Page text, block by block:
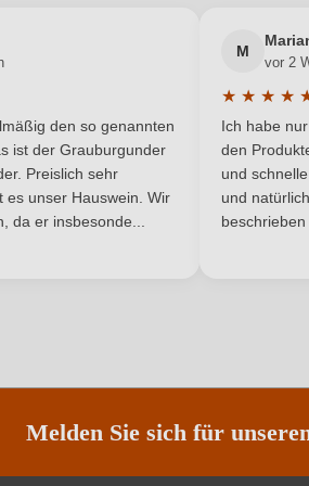
Sternen
Bewertung von 5 von 5 Sternen
den so genannten
ist der Grauburgunder
Preislich sehr
es unser Hauswein. Wir
da er insbesonde...
M
vor 2
★ ★ ★ ★
Ich habe
den
und
und
beschrieben
Melden Sie sich für